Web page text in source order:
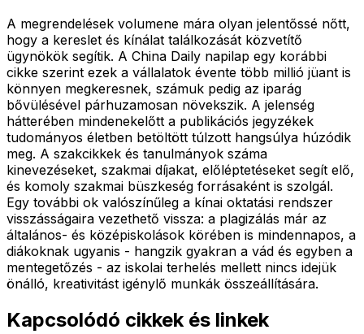
A megrendelések volumene mára olyan jelentőssé nőtt,
hogy a kereslet és kínálat találkozását közvetítő
ügynökök segítik. A China Daily napilap egy korábbi
cikke szerint ezek a vállalatok évente több millió jüant is
könnyen megkeresnek, számuk pedig az iparág
bővülésével párhuzamosan növekszik. A jelenség
hátterében mindenekelőtt a publikációs jegyzékek
tudományos életben betöltött túlzott hangsúlya húzódik
meg. A szakcikkek és tanulmányok száma
kinevezéseket, szakmai díjakat, előléptetéseket segít elő,
és komoly szakmai büszkeség forrásaként is szolgál.
Egy további ok valószínűleg a kínai oktatási rendszer
visszásságaira vezethető vissza: a plagizálás már az
általános- és középiskolások körében is mindennapos, a
diákoknak ugyanis - hangzik gyakran a vád és egyben a
mentegetőzés - az iskolai terhelés mellett nincs idejük
önálló, kreativitást igénylő munkák összeállítására.
Kapcsolódó cikkek és linkek